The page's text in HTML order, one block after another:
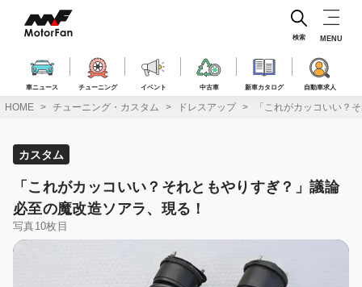
ス
車ニュース チューニング イベント 中古車 新車カタログ 自動車求人
検索 MENU
HOME チューニング・カスタム ドレスアップ 「これがカッコいい？
カスタム
「これがカッコいい？それともやりすぎ？」議論
必至の魔改造ソアラ、現る！
写真10枚目